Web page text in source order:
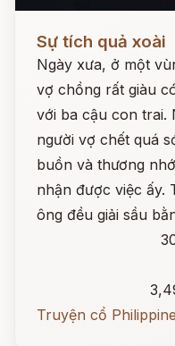
Sự tích quả xoài
Ngày xưa, ở một
vợ chồng rất giàu
với ba cậu con trai.
người vợ chết quá
buồn và thương
nhận được việc ấy.
ông đều giải sầu
Truyện cổ